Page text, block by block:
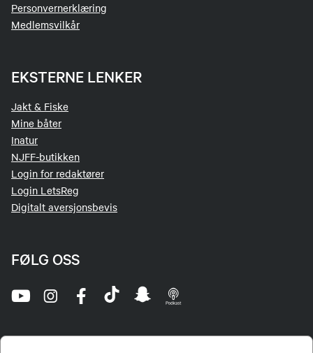
Personvernerklæring
Medlemsvilkår
EKSTERNE LENKER
Jakt & Fiske
Mine båter
Inatur
NJFF-butikken
Login for redaktører
Login LetsReg
Digitalt aversjonsbevis
FØLG OSS